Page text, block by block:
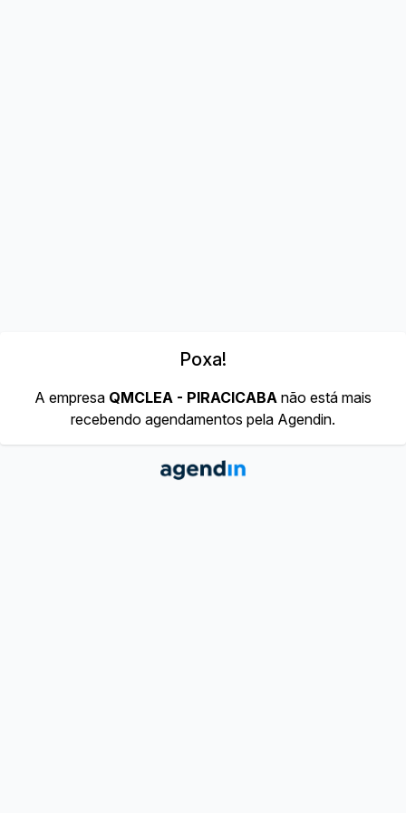
Poxa!
A empresa QMCLEA - PIRACICABA não está mais
recebendo agendamentos pela Agendin.